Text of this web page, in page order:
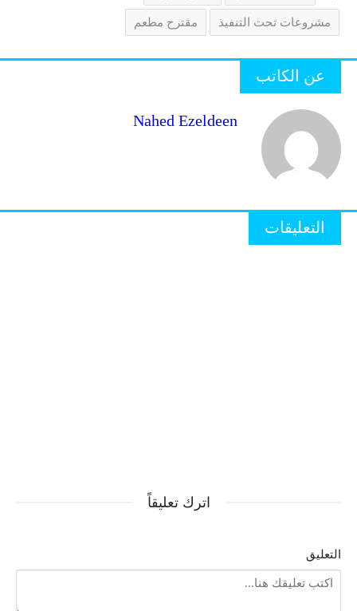
مشروعات تحت التنفيذ مقترح مطعم
عن الكاتب
Nahed Ezeldeen
التعليقات
اترك تعليقاً
التعليق